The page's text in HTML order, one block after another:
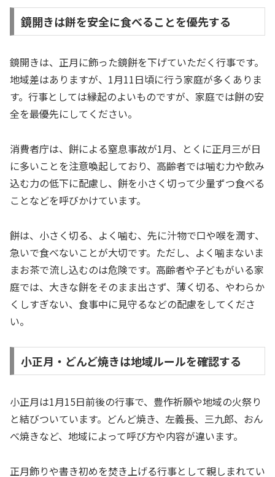
鏡開きは餅を安全に食べることを優先する
鏡開きは、正月に飾った鏡餅を下げていただく行事です。
地域差はありますが、1月11日頃に行う家庭が多くありま
す。行事としては縁起のよいものですが、家庭では餅の安
全を最優先にしてください。
消費者庁は、餅による窒息事故が1月、とくに正月三が日
に多いことを注意喚起しており、高齢者では噛む力や飲み
込む力の低下に配慮し、餅を小さく切って少量ずつ食べる
ことなどを呼びかけています。
餅は、小さく切る、よく噛む、先に汁物で口や喉を潤す、
急いで食べないことが大切です。ただし、よく噛まないま
まお茶で流し込むのは危険です。高齢者や子どもがいる家
庭では、大きな餅をそのまま出さず、薄く切る、やわらか
くしすぎない、食事中に見守るなどの配慮をしてくださ
い。
小正月・どんど焼きは地域ルールを確認する
小正月は1月15日前後の行事で、豊作祈願や地域の火祭り
と結びついています。どんど焼き、左義長、三九郎、おん
べ焼きなど、地域によって呼び方や内容が違います。
正月飾りや書き初めを焚き上げる行事として親しまれてい